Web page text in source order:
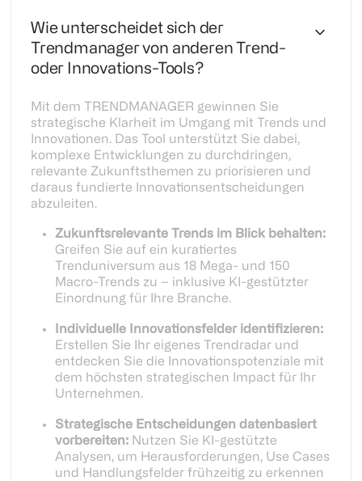
Wie unterscheidet sich der
Trendmanager von anderen Trend-
oder Innovations-Tools?
Mit dem TRENDMANAGER gewinnen Sie
strategische Klarheit im Umgang mit Trends und
Innovationen. Das Tool unterstützt Sie dabei,
komplexe Entwicklungen zu durchdringen,
relevante Zukunftsthemen zu priorisieren und
daraus fundierte Innovationsentscheidungen
abzuleiten.
Zukunftsrelevante Trends im Blick behalten:
Greifen Sie auf ein kuratiertes
Trenduniversum aus 18 Mega- und 150
Macro-Trends zu – inklusive KI-gestützter
Einordnung für Ihre Branche.
Individuelle Innovationsfelder identifizieren:
Erstellen Sie Ihr eigenes Trendradar und
entdecken Sie die Innovationspotenziale mit
dem höchsten strategischen Impact für Ihr
Unternehmen.
Strategische Entscheidungen datenbasiert
vorbereiten:Nutzen Sie KI-gestützte
Analysen, um Herausforderungen, Use Cases
und Handlungsfelder frühzeitig zu erkennen